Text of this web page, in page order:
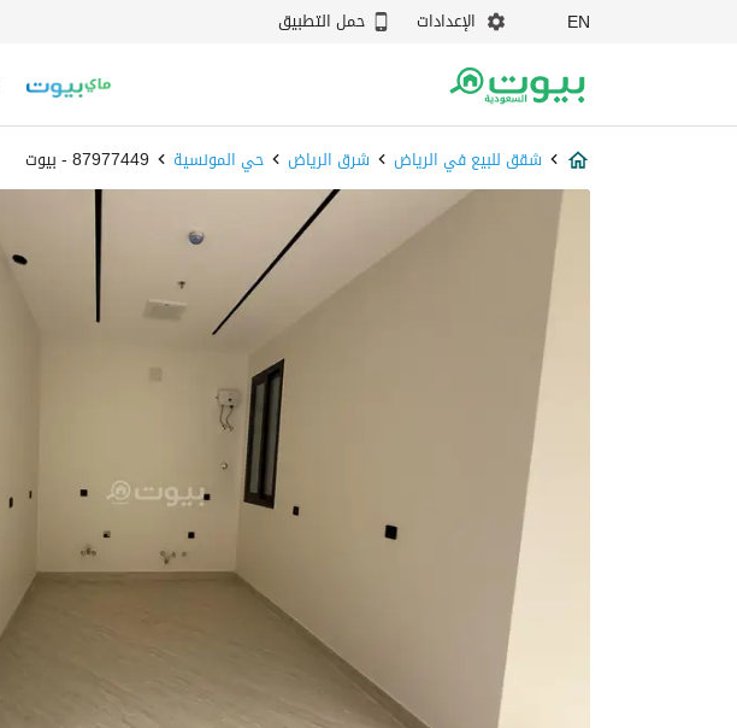
EN الإعدادات حمل التطبيق
شقق للبيع في الرياض شرق الرياض حي المونسية 87977449 - بيوت